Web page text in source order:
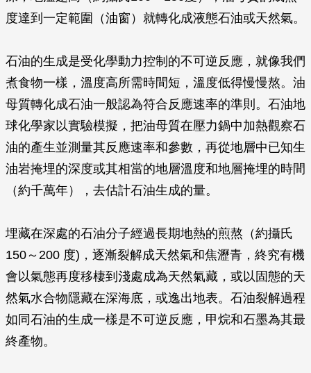
度達到一定範圍（油窗）就轉化成液態石油或天然氣。
石油的生成是受化學動力控制的不可逆反應，就像我們
煮食物一樣，溫度高所需時間短，溫度低得慢慢熬。油
母質轉化成石油一般認為符合反應速率的準則。石油地
球化學家以實驗模擬，把油母質在壓力鍋中加熱觀察石
油的產生並測量其反應速率和參數，再從地層中已知生
油岩掩埋的深度或其相當的地層溫度和地層掩埋的時間
（約千萬年），去估計石油生成的量。
埋藏在深處的石油分子經過長期地熱的煎熬（約攝氏
150～200 度)，逐漸裂解成天然氣和焦瀝青，終究有機
會以氣態再度移棲到淺處成為天然氣藏，或以固態的天
然氣水合物隱藏在深海底，或逸出地表。石油裂解過程
如同石油的生成一樣是不可逆反應，甲烷和石墨為其最
終產物。